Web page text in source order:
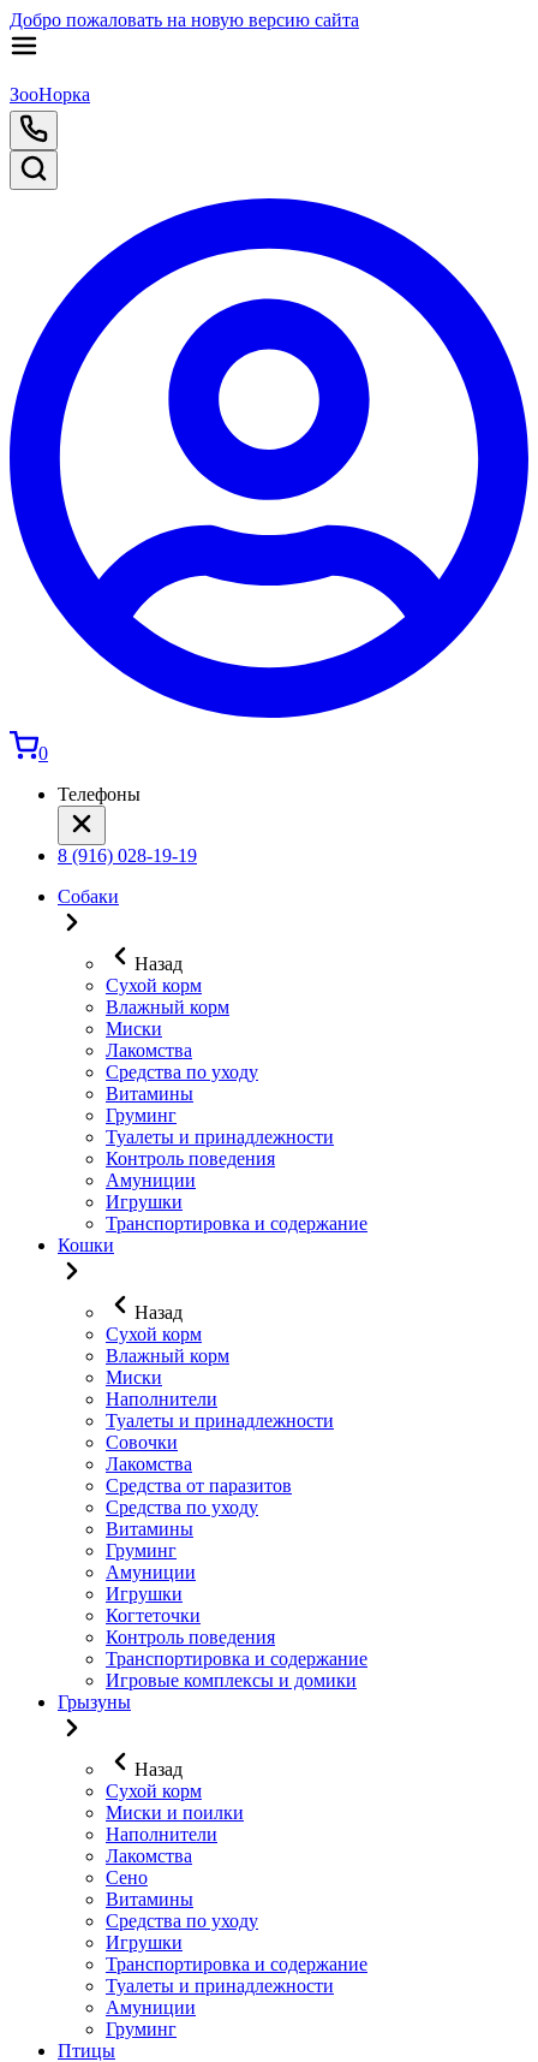
Добро пожаловать на новую версию сайта
ЗооНорка
0
Телефоны
8 (916) 028-19-19
Собаки
Назад
Сухой корм
Влажный корм
Миски
Лакомства
Средства по уходу
Витамины
Груминг
Туалеты и принадлежности
Контроль поведения
Амуниции
Игрушки
Транспортировка и содержание
Кошки
Назад
Сухой корм
Влажный корм
Миски
Наполнители
Туалеты и принадлежности
Совочки
Лакомства
Средства от паразитов
Средства по уходу
Витамины
Груминг
Амуниции
Игрушки
Когтеточки
Контроль поведения
Транспортировка и содержание
Игровые комплексы и домики
Грызуны
Назад
Сухой корм
Миски и поилки
Наполнители
Лакомства
Сено
Витамины
Средства по уходу
Игрушки
Транспортировка и содержание
Туалеты и принадлежности
Амуниции
Груминг
Птицы